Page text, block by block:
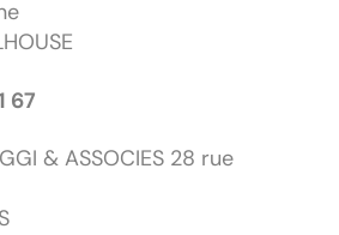
67
& ASSOCIES 28 rue